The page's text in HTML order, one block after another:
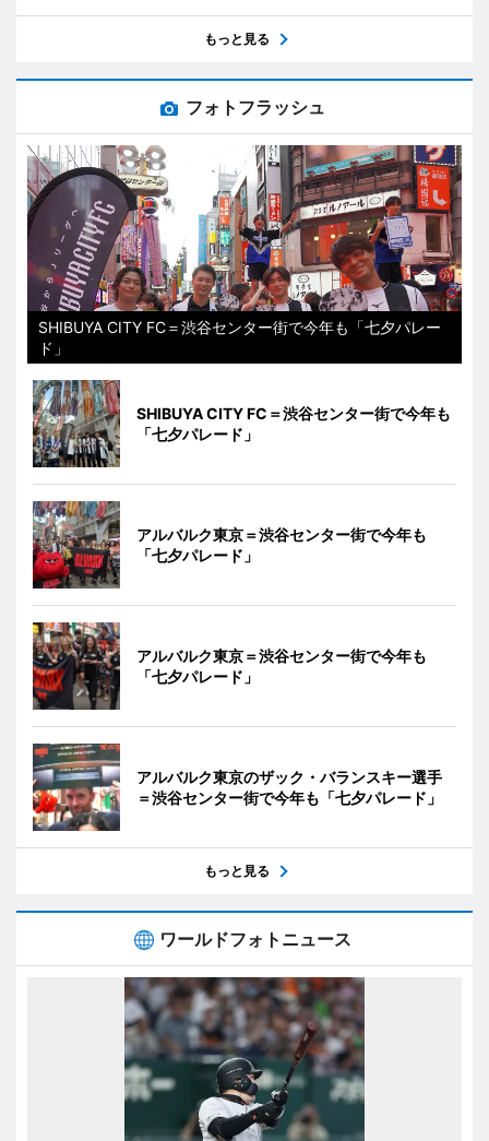
もっと見る
フォトフラッシュ
SHIBUYA CITY FC＝渋谷センター街で今年も「七夕パレー
ド」
SHIBUYA CITY FC＝渋谷センター街で今年も
「七夕パレード」
アルバルク東京＝渋谷センター街で今年も
「七夕パレード」
アルバルク東京＝渋谷センター街で今年も
「七夕パレード」
アルバルク東京のザック・バランスキー選手
＝渋谷センター街で今年も「七夕パレード」
もっと見る
ワールドフォトニュース